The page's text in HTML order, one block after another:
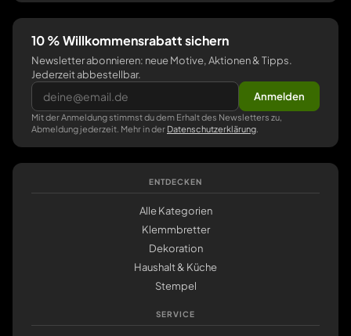
10 % Willkommensrabatt sichern
Newsletter abonnieren: neue Motive, Aktionen & Tipps.
Jederzeit abbestellbar.
Anmelden
Mit der Anmeldung stimmst du dem Erhalt des Newsletters zu,
Abmeldung jederzeit. Mehr in der Datenschutzerklärung
ENTDECKEN
Alle Kategorien
Klemmbretter
Dekoration
Haushalt & Küche
Stempel
SERVICE